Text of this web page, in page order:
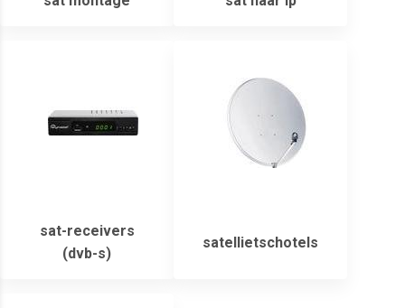
sat-receivers
(dvb-s)
satellietschotels